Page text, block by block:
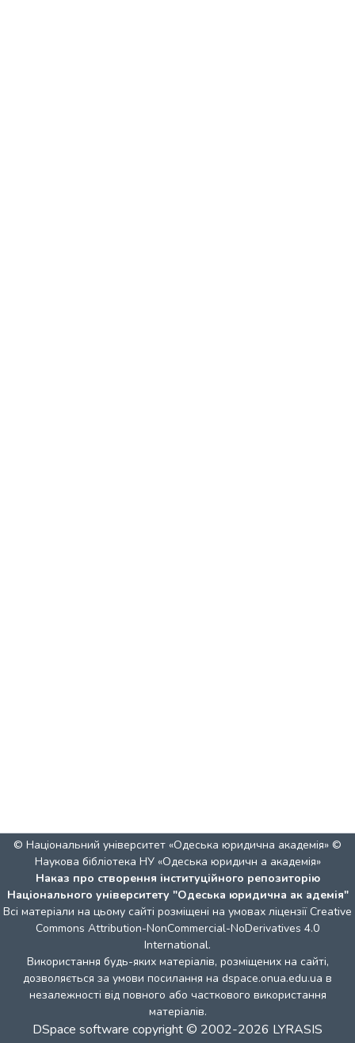
© Національний університет «Одеська юридична академія» ©
Наукова бібліотека НУ «Одеська юридичн а академія»
Наказ про створення інституційного репозиторію
Національного університету "Одеська юридична ак адемія"
Всі матеріали на цьому сайті розміщені на умовах ліцензії Creative
Commons Attribution-NonCommercial-NoDerivatives 4.0
International.
Використання будь-яких матеріалів, розміщених на сайті,
дозволяється за умови посилання на dspace.onua.edu.ua в
незалежності від повного або часткового використання
матеріалів.
DSpace software copyright © 2002-2026 LYRASIS